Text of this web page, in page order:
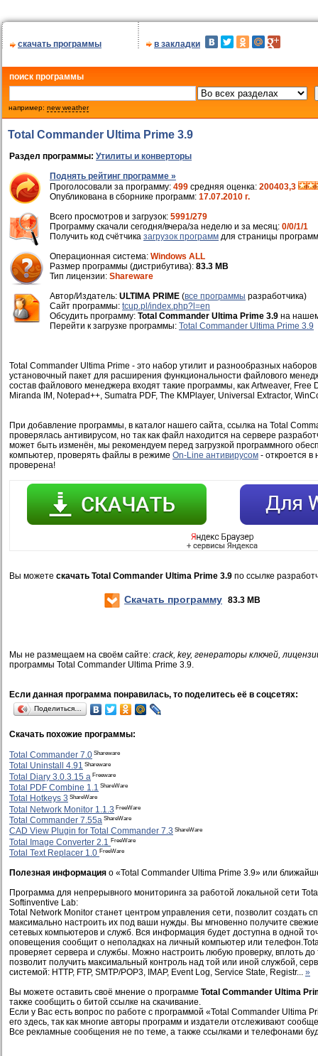
скачать программы в закладки
поиск программы
например: new weather
Total Commander Ultima Prime 3.9
Раздел программы: Утилиты и конверторы
Поднять рейтинг программе »
Проголосовали за программу: 499 средняя оценка: 200403,3
Опубликована в сборнике программ: 17.07.2010 г.
Всего просмотров и загрузок: 5991/279
Программу скачали сегодня/вчера/за неделю и за месяц: 0/0/1/1
Получить код счётчика загрузок программ для страницы
Операционная система: Windows ALL
Размер программы (дистрибутива): 83.3 MB
Тип лицензии: Shareware
Автор/Издатель: ULTIMA PRIME (все программы разработчика)
Cайт программы: tcup.pl/index.php?l=en
Обсудить программу: Total Commander Ultima Prime 3.9 на
Перейти к загрузке программы: Total Commander Ultima Prime 3.9
Total Commander Ultima Prime - это набор утилит и разнообразных
установочный пакет для расширения функциональности файлового
состав файлового менеджера входят такие программы, как Artweaver, Free
Miranda IM, Notepad++, Sumatra PDF, The KMPlayer, Universal Extractor,
При добавление программы, в каталог нашего сайта, ссылка на Total
проверялась антивирусом, но так как файл находится на сервере
может быть изменён, мы рекомендуем перед загрузкой программного
компьютер, проверять файлы в режиме On-Line антивирусом - откроется в
проверена!
Вы можете скачать Total Commander Ultima Prime 3.9 по ссылке
Скачать программу 83.3 MB
Мы не размещаем на своём сайте: crack, key, генераторы ключей,
программы Total Commander Ultima Prime 3.9.
Если данная программа понравилась, то поделитесь её в соцсетях:
Поделиться…
Скачать похожие программы:
Total Commander 7.0 Shareware
Total Uninstall 4.91 Shareware
Total Diary 3.0.3.15 a Freeware
Total PDF Combine 1.1 ShareWare
Total Hotkeys 3 ShareWare
Total Network Monitor 1.1.3 FreeWare
Total Commander 7.55a ShareWare
CAD View Plugin for Total Commander 7.3 ShareWare
Total Image Converter 2.1 FreeWare
Total Text Replacer 1.0 FreeWare
Полезная информация о «Total Commander Ultima Prime 3.9» или
Программа для непрерывного мониторинга за работой локальной сети
Softinventive Lab:
Total Network Monitor станет центром управления сети, позволит создать
максимально настроить их под ваши нужды. Вы мгновенно получите
сетевых компьютеров и служб. Вся информация будет доступна в одной
оповещения сообщит о неполадках на личный компьютер или
проверяет сервера и службы. Можно настроить любую проверку, вплоть до
позволит получить максимальный контроль над той или иной службой,
системой: HTTP, FTP, SMTP/POP3, IMAP, Event Log, Service State, Registr... »
Вы можете оставить своё мнение о программе Total Commander Ultima
также сообщить о битой ссылке на скачивание.
Если у Вас есть вопрос по работе с программой «Total Commander Ultima
его здесь, так как многие авторы программ и издатели отслеживают
Все рекламные сообщения не по теме, а также ссылками и телефонами